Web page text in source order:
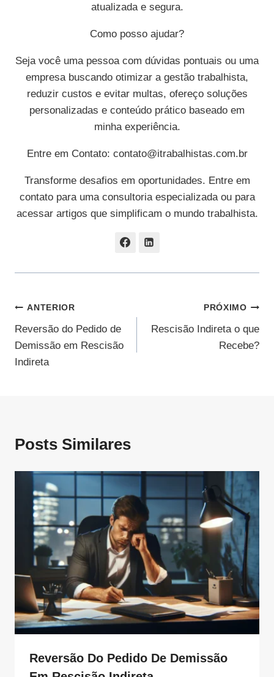
atualizada e segura.
Como posso ajudar?
Seja você uma pessoa com dúvidas pontuais ou uma
empresa buscando otimizar a gestão trabalhista,
reduzir custos e evitar multas, ofereço soluções
personalizadas e conteúdo prático baseado em
minha experiência.
Entre em Contato: contato@itrabalhistas.com.br
Transforme desafios em oportunidades. Entre em
contato para uma consultoria especializada ou para
acessar artigos que simplificam o mundo trabalhista.
Navegação
De
Post
ANTERIOR
Reversão do Pedido de
Demissão em Rescisão
Indireta
PRÓXIMO
Rescisão Indireta o que
Recebe?
Posts Similares
Reversão Do Pedido De Demissão